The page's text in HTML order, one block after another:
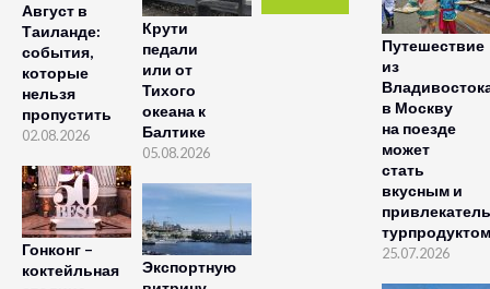
Август в
Таиланде:
события,
которые
нельзя
пропустить
02.08.2026
Гонконг –
коктейльная
Крути
педали
или от
Тихого
океана к
Балтике
05.08.2026
Экспортную
Путешествие
из
в Москву
на поезде
может
стать
вкусным и
турпродуктом
25.07.2026